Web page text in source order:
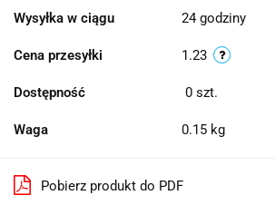
Wysyłka w ciągu 24 godziny
Cena przesyłki 1.23
Dostępność 0 szt.
Waga 0.15 kg
Pobierz produkt do PDF